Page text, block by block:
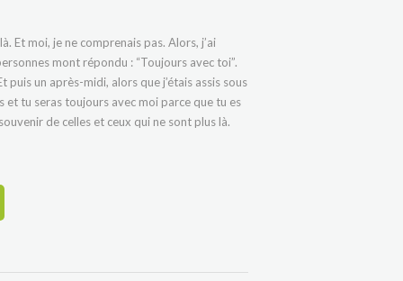
Et moi, je ne comprenais pas. Alors, j’ai
mont répondu : “Toujours avec toi”.
puis un après-midi, alors que j’étais assis sous
et tu seras toujours avec moi parce que tu es
de celles et ceux qui ne sont plus là.